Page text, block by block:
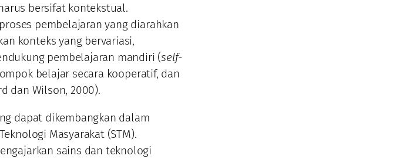
bersifat kontekstual.
pembelajaran yang diarahkan
konteks yang bervariasi,
pembelajaran mandiri (self-
belajar secara kooperatif, dan
dan Wilson, 2000).
dapat dikembangkan dalam
Masyarakat (STM).
sains dan teknologi